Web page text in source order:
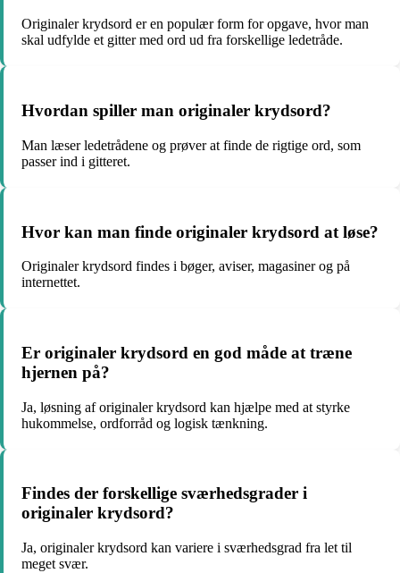
Originaler krydsord er en populær form for opgave, hvor man
skal udfylde et gitter med ord ud fra forskellige ledetråde.
Hvordan spiller man originaler krydsord?
Man læser ledetrådene og prøver at finde de rigtige ord, som
passer ind i gitteret.
Hvor kan man finde originaler krydsord at løse?
Originaler krydsord findes i bøger, aviser, magasiner og på
internettet.
Er originaler krydsord en god måde at træne
hjernen på?
Ja, løsning af originaler krydsord kan hjælpe med at styrke
hukommelse, ordforråd og logisk tænkning.
Findes der forskellige sværhedsgrader i
originaler krydsord?
Ja, originaler krydsord kan variere i sværhedsgrad fra let til
meget svær.